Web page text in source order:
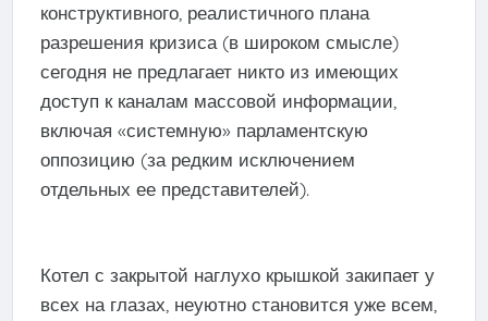
конструктивного, реалистичного плана
разрешения кризиса (в широком смысле)
сегодня не предлагает никто из имеющих
доступ к каналам массовой информации,
включая «системную» парламентскую
оппозицию (за редким исключением
отдельных ее представителей).
Котел с закрытой наглухо крышкой закипает у
всех на глазах, неуютно становится уже всем,